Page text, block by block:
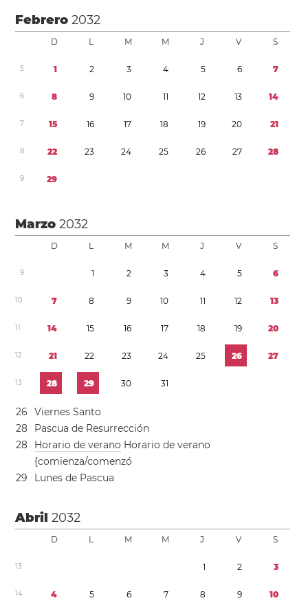
Febrero2032
D L M M J V S
5 1 2 3 4 5 6 7
6 8 9 10 11 12 13 14
7 15 16 17 18 19 20 21
8 22 23 24 25 26 27 28
9 29
Marzo2032
D L M M J V S
9 1 2 3 4 5 6
10 7 8 9 10 11 12 13
11 14 15 16 17 18 19 20
12 21 22 23 24 25 26 27
13 28 29 30 31
26
Viernes Santo
28
Pascua de Resurrección
28 Horario de verano Horario de verano
{comienza/comenzó
29 Lunes de Pascua
Abril2032
D L M M J V S
13 1 2 3
14 4 5 6 7 8 9 10